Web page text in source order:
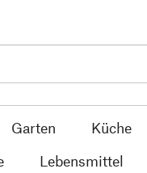
Garten Küche
Lebensmittel